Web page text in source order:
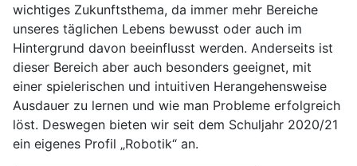
wichtiges Zukunftsthema, da immer mehr Bereiche
unseres täglichen Lebens bewusst oder auch im
Hintergrund davon beeinflusst werden. Anderseits ist
dieser Bereich aber auch besonders geeignet, mit
einer spielerischen und intuitiven Herangehensweise
Ausdauer zu lernen und wie man Probleme erfolgreich
löst. Deswegen bieten wir seit dem Schuljahr 2020/21
ein eigenes Profil „Robotik“ an.